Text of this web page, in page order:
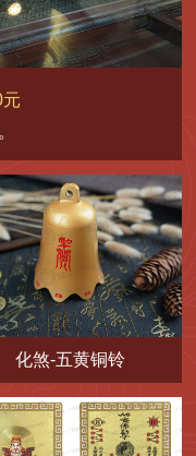
化煞-五黄铜铃